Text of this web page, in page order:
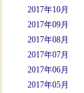
2017年10月
2017年09月
2017年08月
2017年07月
2017年06月
2017年05月